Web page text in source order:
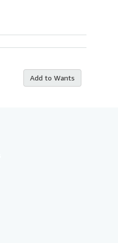
Add to Wants